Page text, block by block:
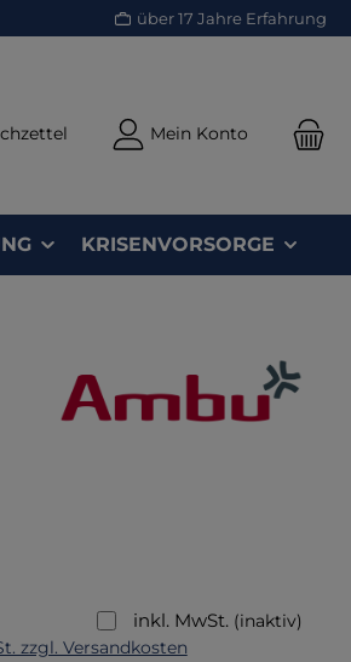
über 17 Jahre Erfahrung
Du hast 0 Produkte auf dem
Mein Konto
KRISENVORSORGE
inkl. MwSt. (inaktiv)
zzgl. Versandkosten